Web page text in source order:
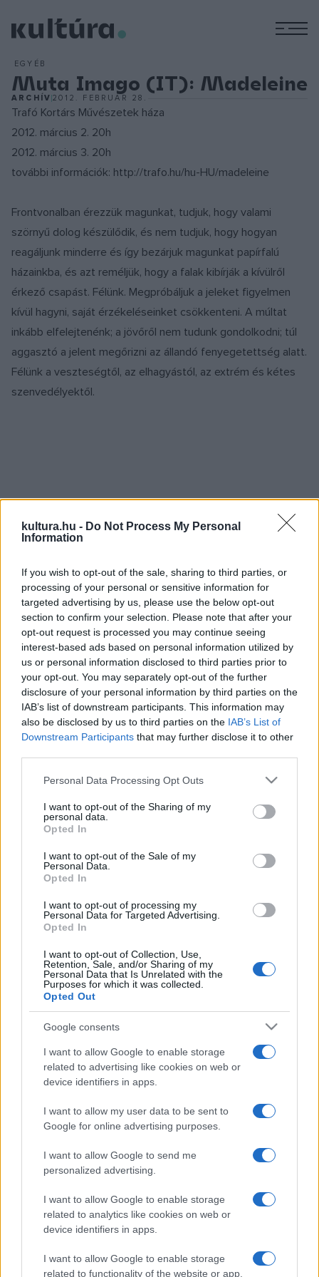
kultura.hu - Do Not Process My Personal
Information
If you wish to opt-out of the sale, sharing to third parties, or
processing of your personal or sensitive information for
targeted advertising by us, please use the below opt-out
section to confirm your selection. Please note that after your
opt-out request is processed you may continue seeing
interest-based ads based on personal information utilized by
us or personal information disclosed to third parties prior to
your opt-out. You may separately opt-out of the further
disclosure of your personal information by third parties on the
IAB’s list of downstream participants. This information may
also be disclosed by us to third parties on the IAB’s List of
Downstream Participants that may further disclose it to other
Please note that this website/app uses one or more Google
not limited to your visit or usage behaviour. You may click to
grant or deny consent to Google and its third-party tags to
use your data for below specified purposes in below Google
consent section.
Personal Data Processing Opt Outs
I want to opt-out of the Sharing of my
personal data.
Opted In
I want to opt-out of the Sale of my
Personal Data.
Opted In
I want to opt-out of processing my
Personal Data for Targeted Advertising.
Opted In
I want to opt-out of Collection, Use,
Retention, Sale, and/or Sharing of my
Personal Data that Is Unrelated with the
Purposes for which it was collected.
Opted Out
Google consents
I want to allow Google to enable storage
related to advertising like cookies on web or
device identifiers in apps.
I want to allow my user data to be sent to
Google for online advertising purposes.
I want to allow Google to send me
personalized advertising.
I want to allow Google to enable storage
related to analytics like cookies on web or
device identifiers in apps.
I want to allow Google to enable storage
related to functionality of the website or app.
EGYÉB
Muta Imago (IT): Madeleine
ARCHÍV2012. FEBRUÁR 28.
Trafó Kortárs Művészetek háza
2012. március 2. 20h
2012. március 3. 20h
további információk: http://trafo.hu/hu-HU/madeleine
Frontvonalban érezzük magunkat, tudjuk, hogy valami
szörnyű dolog készülődik, és nem tudjuk, hogy hogyan
reagáljunk minderre és így bezárjuk magunkat papírfalú
házainkba, és azt reméljük, hogy a falak kibírják a kívülről
érkező csapást. Félünk. Megpróbáljuk a jeleket figyelmen
kívül hagyni, saját érzékeléseinket csökkenteni. A múltat
inkább elfelejtenénk; a jövőről nem tudunk gondolkodni; túl
aggasztó a jelent megőrizni az állandó fenyegetettség alatt.
Félünk a veszteségtől, az elhagyástól, az extrém és kétes
szenvedélyektől.
Az előadásban egy nő vár a visszatérésre. Nem tudja, hogy
mikor és hogyan fog ez megtörténni. De tudja, hogy meg
fog történni, hogy megjósolhatatlan, ellenállhatatlan,
romboló lesz. Fel fog borítani mindent, amit ő korábban
felépített. Az álom és a félelem a Madeleinevilágának két
legfontosabb alkotóeleme? az alkotókkal, a vetítésből,
trükkökből, visszatükröződésekből álló díszlettel, a köddel, a
füsttel és a széllel együtt.
, dramaturg, ésMassimo Troncanetti
, díszlettervező
2004-ben hozta létre a Muta Imagot, amely ma az olasz
kortárs színház egyik meghatározó társulata. Érzékenyen és
magával ragadó darabjaikat Európa olyan rangos fesztiváljai
Romaeuropa vagy a Berlini Sophiensale.
?Egészen újfajta színház születik.? (Rodolfo Di Giammarco,
La Repubblica)
?Ez a fiatal társulat birtokában van annak a csodálatos és
ritka képességnek, hogy önálló, autonóm színházi nyelvet
teremtsen, tökéletesen használva az irónia és varázslat
eszközét. A két szereplő ki-bejár a fikció legkülönbözőbb
színészek, a fényforrások és díszletelemek mozgatói és
(Lorenzo Donati, Hystrio)
című előadásukat a Képek Ideje ? Temps d?Images